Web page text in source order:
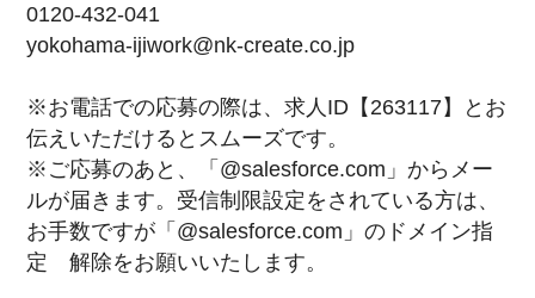
0120-432-041
yokohama-ijiwork@nk-create.co.jp
※お電話での応募の際は、求人ID【263117】とお
伝えいただけるとスムーズです。
※ご応募のあと、「@salesforce.com」からメー
ルが届きます。受信制限設定をされている方は、
お手数ですが「@salesforce.com」のドメイン指
定 解除をお願いいたします。